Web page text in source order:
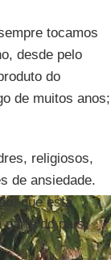
tocamos
desde pelo
do
de muitos anos;
religiosos,
de ansiedade.
que está
parte do país,